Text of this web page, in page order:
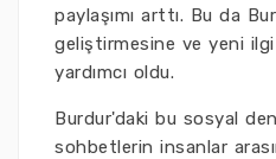
paylaşımı arttı. Bu da
geliştirmesine ve yeni
yardımcı oldu.
Burdur'daki bu sosyal
sohbetlerin insanlar